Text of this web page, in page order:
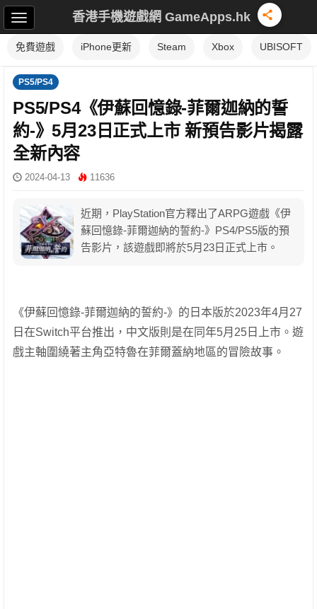
香港手機遊戲網 GameApps.hk
免費遊戲 iPhone更新 Steam Xbox UBISOFT
PS5/PS4
PS5/PS4《伊蘇回憶錄-菲爾迦納的誓
約-》5月23日正式上市 新預告影片揭露
全新內容
2024-04-13 11636
近期，PlayStation官方釋出了ARPG遊戲《伊
蘇回憶錄-菲爾迦納的誓約-》PS4/PS5版的預
告影片，該遊戲即將於5月23日正式上市。
《伊蘇回憶錄-菲爾迦納的誓約-》的日本版於2023年4月27
日在Switch平台推出，中文版則是在同年5月25日上市。遊
戲主軸圍繞著主角亞特魯在菲爾蓋納地區的冒險故事。